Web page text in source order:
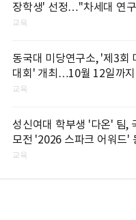
장학생' 선정…"차세대 연
교육
동국대 미당연구소, '제3회
대회' 개최…10월 12일까
교육
성신여대 학부생 '다온' 팀,
모전 '2026 스파크 어워드'
교육